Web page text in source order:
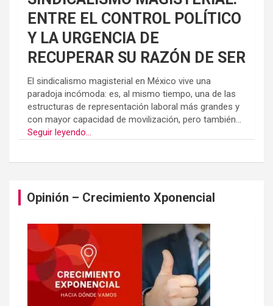
ENTRE EL CONTROL POLÍTICO
Y LA URGENCIA DE
RECUPERAR SU RAZÓN DE SER
El sindicalismo magisterial en México vive una
paradoja incómoda: es, al mismo tiempo, una de las
estructuras de representación laboral más grandes y
con mayor capacidad de movilización, pero también...
Seguir leyendo...
Opinión – Crecimiento Xponencial